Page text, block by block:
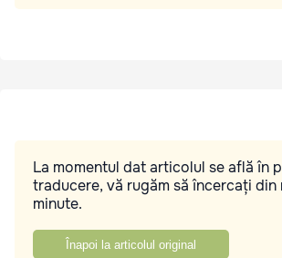
La momentul dat articolul se află în
traducere, vă rugăm să încercați din
minute.
Înapoi la articolul original